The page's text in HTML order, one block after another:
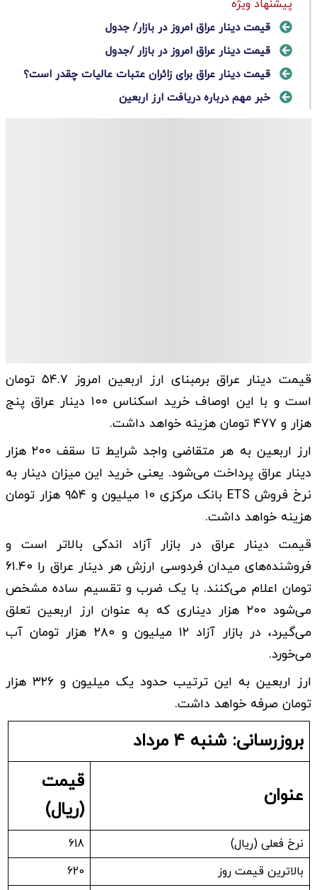
پیشنهاد ویژه
قیمت دینار عراق امروز در بازار/ جدول
قیمت دینار عراق امروز در بازار /جدول
قیمت دینار عراق برای زائران عتبات عالیات چقدر است؟
خبر مهم درباره دریافت ارز اربعین
قیمت دینار عراق برمبنای ارز اربعین امروز ۵۴.۷ تومان
است و با این اوصاف خرید اسکناس ۱۰۰ دینار عراق پنج
هزار و ۴۷۷ تومان هزینه خواهد داشت.
ارز اربعین به هر متقاضی واجد شرایط تا سقف ۲۰۰ هزار
دینار عراق پرداخت می‌شود. یعنی خرید این میزان دینار به
نرخ فروش ETS بانک مرکزی ۱۰ میلیون و ۹۵۴ هزار تومان
هزینه خواهد داشت.
قیمت دینار عراق در بازار آزاد اندکی بالاتر است و
فروشنده‌های میدان فردوسی ارزش هر دینار عراق را ۶۱.۴۰
تومان اعلام می‌کنند. با یک ضرب و تقسیم ساده مشخص
می‌شود ۲۰۰ هزار دیناری که به عنوان ارز اربعین تعلق
می‌گیرد، در بازار آزاد ۱۲ میلیون و ۲۸۰ هزار تومان آب
می‌خورد.
ارز اربعین به این ترتیب حدود یک میلیون و ۳۲۶ هزار
تومان صرفه خواهد داشت.
بروزرسانی: شنبه 4 مرداد
عنوان
قیمت
(ریال)
نرخ فعلی (ریال)
618
بالاترین قیمت روز
620